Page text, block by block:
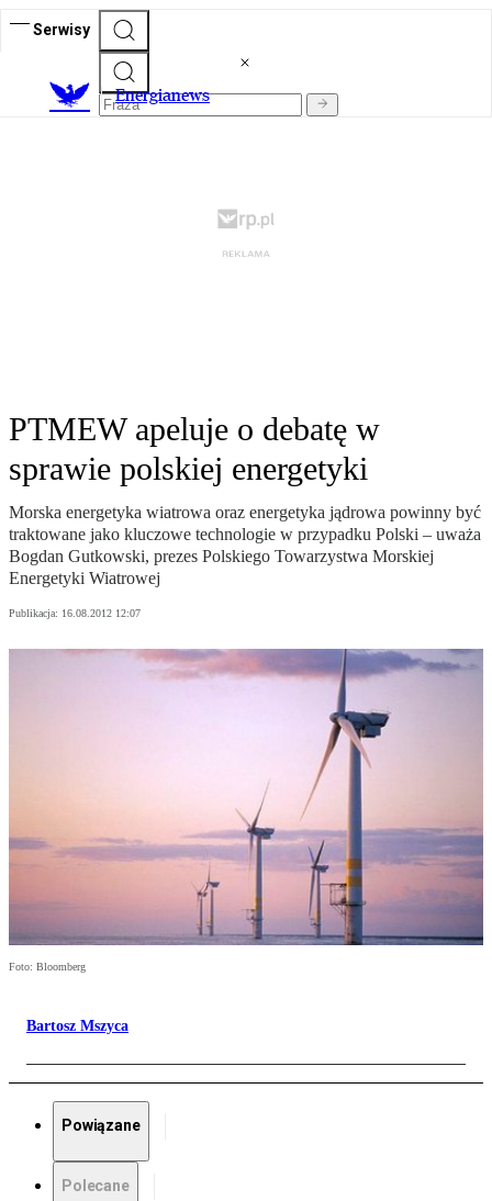
Serwisy
Energianews
PTMEW apeluje o debatę w
sprawie polskiej energetyki
Morska energetyka wiatrowa oraz energetyka jądrowa powinny być
traktowane jako kluczowe technologie w przypadku Polski – uważa
Bogdan Gutkowski, prezes Polskiego Towarzystwa Morskiej
Energetyki Wiatrowej
Publikacja: 16.08.2012 12:07
Foto: Bloomberg
Bartosz Mszyca
Powiązane
Polecane